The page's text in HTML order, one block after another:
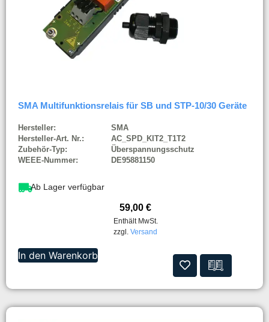
SMA Multifunktionsrelais für SB und STP-10/30 Geräte
Hersteller:
SMA
Hersteller-Art. Nr.:
AC_SPD_KIT2_T1T2
Zubehör-Typ:
Überspannungsschutz
WEEE-Nummer:
DE95881150
Ab Lager verfügbar
59,00 €
Enthält MwSt.
zzgl. Versand
In den Warenkorb